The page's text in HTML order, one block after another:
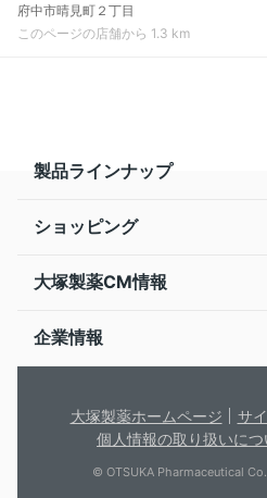
府中市晴見町２丁目
このページの店舗から 1.3 km
製品ラインナップ
ショッピング
大塚製薬CM情報
企業情報
大塚製薬ホームページ
サ
個人情報の取り扱いにつ
© OTSUKA Pharmaceutical